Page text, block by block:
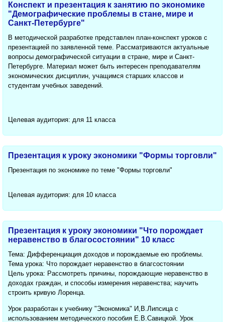
Конспект и презентация к занятию по экономике
"Демографические проблемы в стане, мире и
Санкт-Петербурге"
В методической разработке представлен план-конспект уроков с
презентацией по заявленной теме. Рассматриваются актуальные
вопросы демографической ситуации в стране, мире и Санкт-
Петербурге. Материал может быть интересен преподавателям
экономических дисциплин, учащимся старших классов и
студентам учебных заведений.
Целевая аудитория: для 11 класса
Презентация к уроку экономики "Формы торговли"
Презентация по экономике по теме "Формы торговли"
Целевая аудитория: для 10 класса
Презентация к уроку экономики "Что порождает
неравенство в благосостоянии" 10 класс
Тема: Дифференциация доходов и порождаемые ею проблемы.
Тема урока: Что порождает неравенство в благсостоянии
Цель урока: Рассмотреть причины, порождающие неравенство в
доходах граждан, и способы измерения неравенства; научить
строить кривую Лоренца.
Урок разработан к учебнику "Экономика" И,В.Липсица с
использованием методического пособия Е.В.Савицкой. Урок